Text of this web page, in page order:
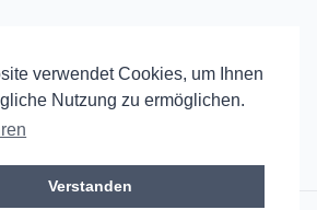
verwendet Cookies, um Ihnen
Nutzung zu ermöglichen.
Verstanden